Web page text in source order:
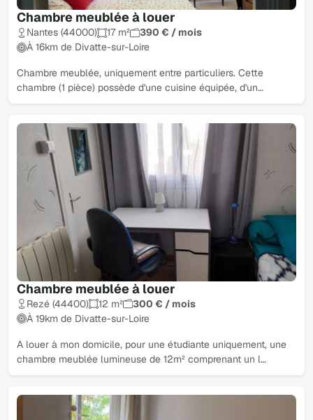
Chambre meublée à louer
Nantes (44000) 17 m²
390 € / mois
À 16km de Divatte-sur-Loire
Chambre meublée, uniquement entre particuliers. Cette
chambre (1 pièce) possède d'une cuisine équipée, d'un…
Chambre meublée à louer
Rezé (44400) 12 m²
300 € / mois
À 19km de Divatte-sur-Loire
A louer à mon domicile, pour une étudiante uniquement, une
chambre meublée lumineuse de 12m² comprenant un l…